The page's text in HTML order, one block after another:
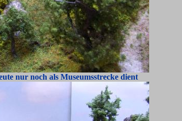
nur noch als Museumsstrecke dient